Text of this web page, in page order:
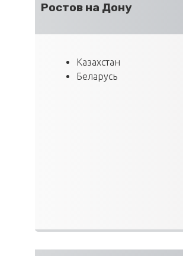
Ростов на Дону
Казахстан
Беларусь